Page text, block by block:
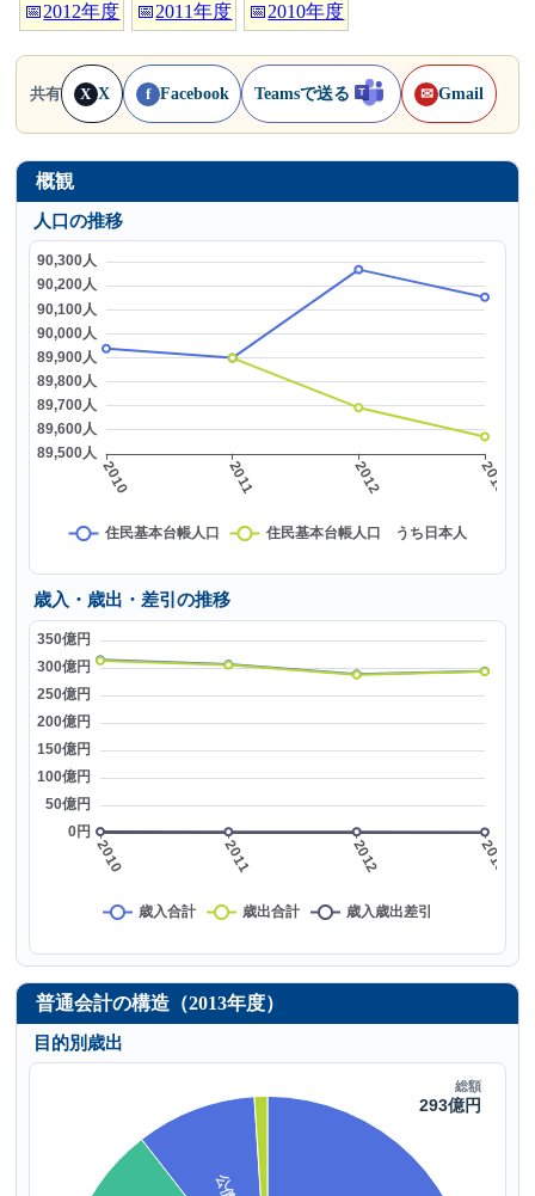
📅2012年度 📅2011年度 📅2010年度
共有 X X f Facebook Teamsで送る ✉ Gmail
概観
人口の推移
歳入・歳出・差引の推移
普通会計の構造（2013年度）
目的別歳出